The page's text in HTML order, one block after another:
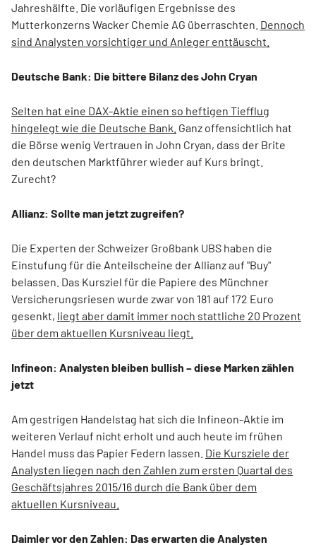
Jahreshälfte. Die vorläufigen Ergebnisse des
Mutterkonzerns Wacker Chemie AG überraschten. Dennoch
sind Analysten vorsichtiger und Anleger enttäuscht.
Deutsche Bank: Die bittere Bilanz des John Cryan
Selten hat eine DAX-Aktie einen so heftigen Tiefflug
hingelegt wie die Deutsche Bank. Ganz offensichtlich hat
die Börse wenig Vertrauen in John Cryan, dass der Brite
den deutschen Marktführer wieder auf Kurs bringt.
Zurecht?
Allianz: Sollte man jetzt zugreifen?
Die Experten der Schweizer Großbank UBS haben die
Einstufung für die Anteilscheine der Allianz auf "Buy"
belassen. Das Kursziel für die Papiere des Münchner
Versicherungsriesen wurde zwar von 181 auf 172 Euro
gesenkt, liegt aber damit immer noch stattliche 20 Prozent
über dem aktuellen Kursniveau liegt.
Infineon: Analysten bleiben bullish – diese Marken zählen
jetzt
Am gestrigen Handelstag hat sich die Infineon-Aktie im
weiteren Verlauf nicht erholt und auch heute im frühen
Handel muss das Papier Federn lassen. Die Kursziele der
Analysten liegen nach den Zahlen zum ersten Quartal des
Geschäftsjahres 2015/16 durch die Bank über dem
aktuellen Kursniveau.
Daimler vor den Zahlen: Das erwarten die Analysten